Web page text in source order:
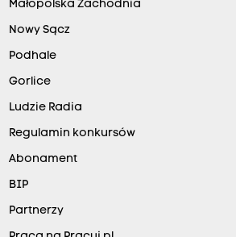
Małopolska Zachodnia
Nowy Sącz
Podhale
Gorlice
Ludzie Radia
Regulamin konkursów
Abonament
BIP
Partnerzy